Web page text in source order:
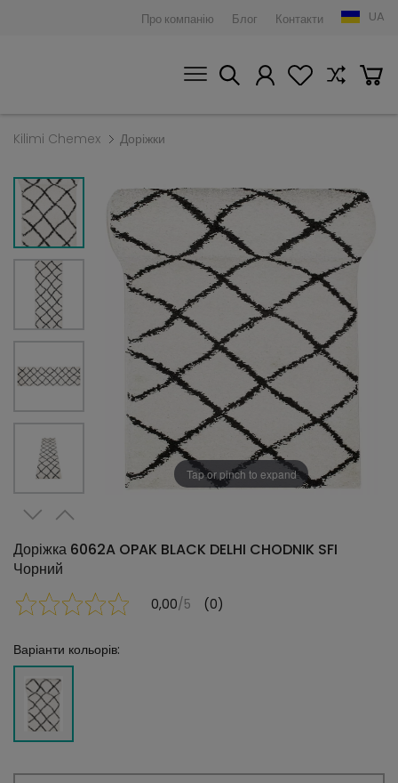
Про компанію Блог Контакти UA
Kilimi Chemex Доріжки
Tap or pinch to expand
Доріжка 6062A OPAK BLACK DELHI CHODNIK SFI
Чорний
0,00/5 (0)
Варіанти кольорів: